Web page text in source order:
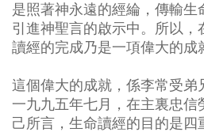
是照著神永遠的經綸，傳輸生
引進神聖言的啟示中。所以，
讀經的完成乃是一項偉大的成
這個偉大的成就，係李常受弟
一九九五年七月，在主裏忠信
己所言，生命讀經的目的是四